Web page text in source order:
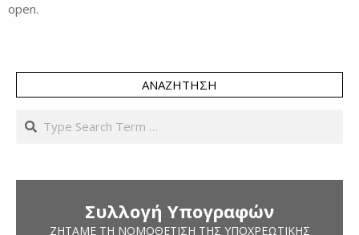
open.
ΑΝΑΖΉΤΗΣΗ
Search
Συλλογή Υπογραφών
ΖΗΤΆΜΕ ΤΗ ΝΟΜΟΘΈΤΙΣΗ ΤΗΣ ΥΠΟΧΡΕΩΤΙΚΉΣ